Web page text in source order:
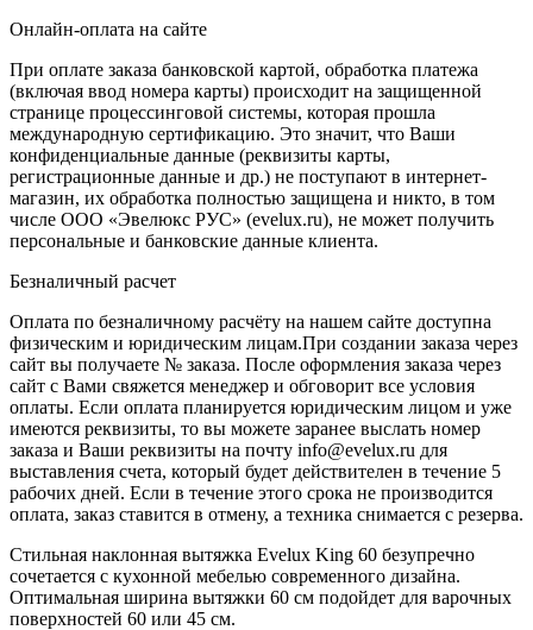
Онлайн-оплата на сайте
При оплате заказа банковской картой, обработка платежа
(включая ввод номера карты) происходит на защищенной
странице процессинговой системы, которая прошла
международную сертификацию. Это значит, что Ваши
конфиденциальные данные (реквизиты карты,
регистрационные данные и др.) не поступают в интернет-
магазин, их обработка полностью защищена и никто, в том
числе ООО «Эвелюкс РУС» (evelux.ru), не может получить
персональные и банковские данные клиента.
Безналичный расчет
Оплата по безналичному расчёту на нашем сайте доступна
физическим и юридическим лицам.При создании заказа через
сайт вы получаете № заказа. После оформления заказа через
сайт с Вами свяжется менеджер и обговорит все условия
оплаты. Если оплата планируется юридическим лицом и уже
имеются реквизиты, то вы можете заранее выслать номер
заказа и Ваши реквизиты на почту info@evelux.ru для
выставления счета, который будет действителен в течение 5
рабочих дней. Если в течение этого срока не производится
оплата, заказ ставится в отмену, а техника снимается с резерва.
Стильная наклонная вытяжка Evelux King 60 безупречно
сочетается с кухонной мебелью современного дизайна.
Оптимальная ширина вытяжки 60 см подойдет для варочных
поверхностей 60 или 45 см.